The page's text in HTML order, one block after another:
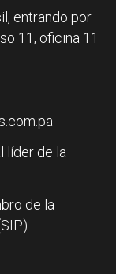
entrando por
11, oficina 11
líder de la
de la